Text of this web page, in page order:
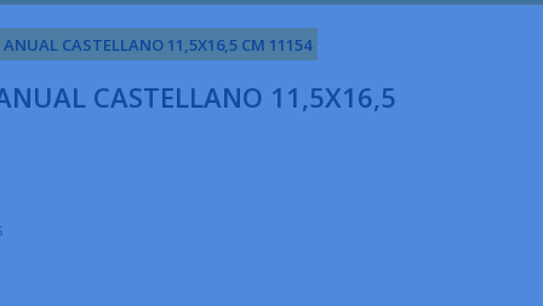
ANUAL CASTELLANO 11,5X16,5 CM 11154
CASTELLANO 11,5X16,5